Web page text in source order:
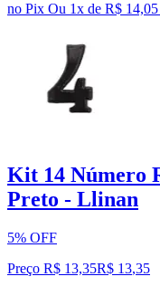
no Pix Ou 1x de R$
Kit 14 Número
Preto - Llinan
5% OFF
Preço R$ 13,35R$ 13,35